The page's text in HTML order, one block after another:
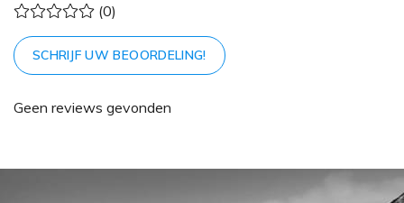
(0)
SCHRIJF UW BEOORDELING!
Geen reviews gevonden